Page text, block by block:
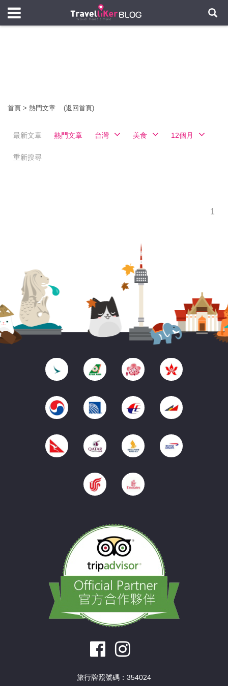
首頁 > 熱門文章 (返回首頁)
最新文章 熱門文章 台灣 美食 12個月
重新搜尋
1
旅行牌照號碼：354024